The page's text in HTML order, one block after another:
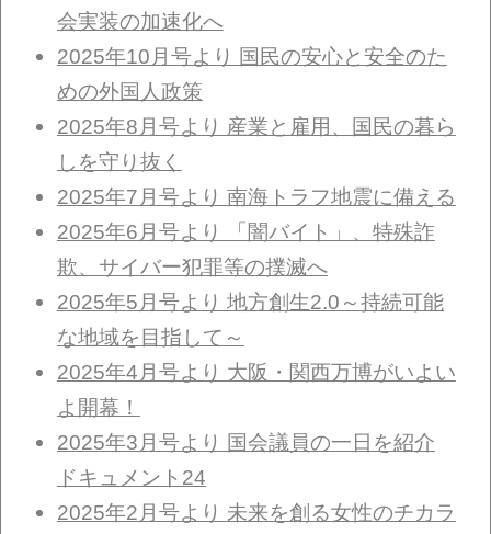
会実装の加速化へ
2025年10月号より 国民の安心と安全のた
めの外国人政策
2025年8月号より 産業と雇用、国民の暮ら
しを守り抜く
2025年7月号より 南海トラフ地震に備える
2025年6月号より 「闇バイト」、特殊詐
欺、サイバー犯罪等の撲滅へ
2025年5月号より 地方創生2.0～持続可能
な地域を目指して～
2025年4月号より 大阪・関西万博がいよい
よ開幕！
2025年3月号より 国会議員の一日を紹介
ドキュメント24
2025年2月号より 未来を創る女性のチカラ